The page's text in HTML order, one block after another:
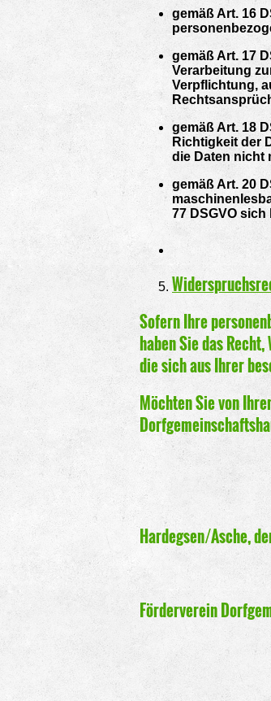
gemäß Art. 16
gemäß Art. 17
Verarbeitung
Verpflichtung,
gemäß Art. 18
Richtigkeit der
die Daten nicht
gemäß Art. 20
77 DSGVO
Sofern Ihre
haben Sie das
die sich aus Ihrer
Möchten Sie von
Hardegsen/Asche,
Förderverein